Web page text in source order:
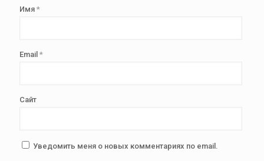
Имя *
Email *
Сайт
Уведомить меня о новых комментариях по email.